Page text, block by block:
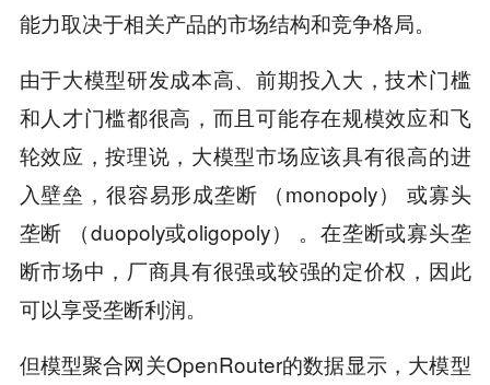
能力取决于相关产品的市场结构和竞争格局。
由于大模型研发成本高、前期投入大，技术门槛
和人才门槛都很高，而且可能存在规模效应和飞
轮效应，按理说，大模型市场应该具有很高的进
入壁垒，很容易形成垄断 （monopoly） 或寡头
垄断 （duopoly或oligopoly） 。在垄断或寡头垄
断市场中，厂商具有很强或较强的定价权，因此
可以享受垄断利润。
但模型聚合网关OpenRouter的数据显示，大模型